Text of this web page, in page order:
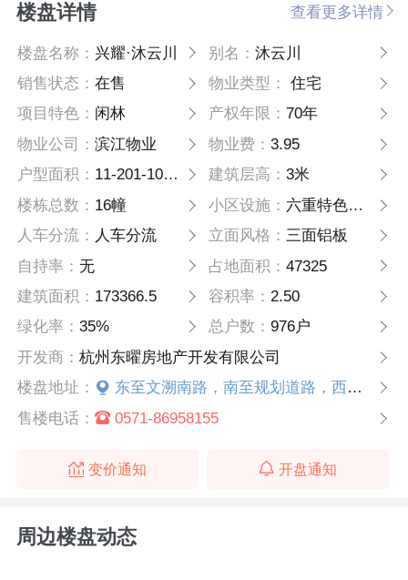
楼盘详情 查看更多详情
楼盘名称： 兴耀·沐云川 别名： 沐云川
销售状态：在售 物业类型：
住宅
项目特色： 闲林 产权年限： 70年
物业公司：滨江物业 物业费： 3.95
户型面积： 11-201-105方，11-202-96方，11-203-96方 建筑层高： 3米
楼栋总数： 16幢 小区设施： 六重特色水景空间，九庭九屿的景观空间及漂浮会所
人车分流： 人车分流 立面风格： 三面铝板
自持率：无 占地面积： 47325
建筑面积： 173366.5 容积率： 2.50
绿化率：35% 总户数： 976户
开发商：杭州东曜房地产开发有限公司
楼盘地址：
东至文溯南路，南至规划道路，西至9号大街，北至2号大街
售楼电话：
0571-86958155
变价通知 开盘通知
周边楼盘动态